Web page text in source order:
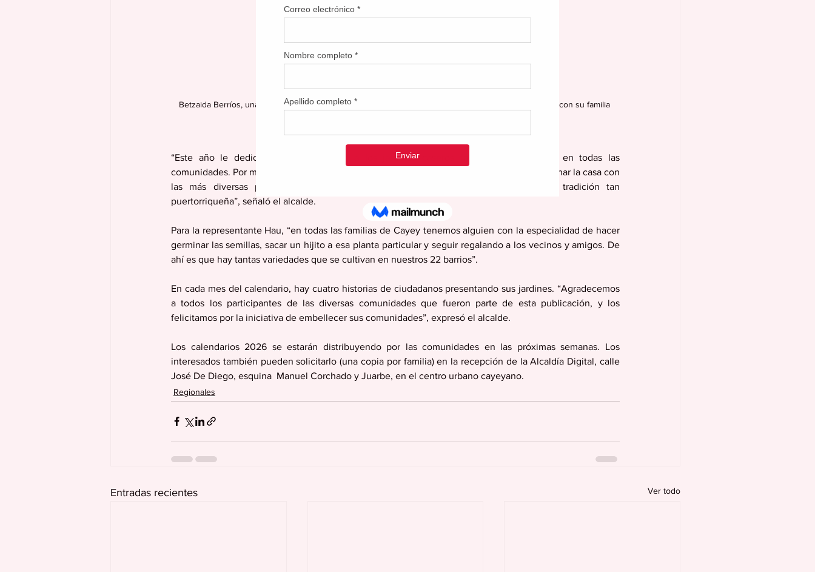
Betzaida Berríos, una  de las cayeyanas que aparece en el calendario mostrando su jardín, comparte con su familia
“Este año le dedicamos la publicación a los jardines caseros familiares que vemos en todas las
comunidades. Por más pequeño que sea el espacio, siempre se usa la creatividad para adornar la casa con
las más diversas plantas ornamentales y hasta frutales. Este 2026 honramos esa tradición tan
puertorriqueña”, señaló el alcalde.
Para la representante Hau, “en todas las familias de Cayey tenemos alguien con la especialidad de hacer
germinar las semillas, sacar un hijito a esa planta particular y seguir regalando a los vecinos y amigos. De
ahí es que hay tantas variedades que se cultivan en nuestros 22 barrios”.
En cada mes del calendario, hay cuatro historias de ciudadanos presentando sus jardines. “Agradecemos
a todos los participantes de las diversas comunidades que fueron parte de esta publicación, y los
felicitamos por la iniciativa de embellecer sus comunidades”, expresó el alcalde.
Los calendarios 2026 se estarán distribuyendo por las comunidades en las próximas semanas. Los
interesados también pueden solicitarlo (una copia por familia) en la recepción de la Alcaldía Digital, calle
José De Diego, esquina  Manuel Corchado y Juarbe, en el centro urbano cayeyano.
Regionales
Entradas recientes Ver todo